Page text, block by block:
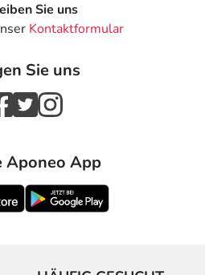
Sie uns
Kontaktformular
Sie uns
Aponeo App